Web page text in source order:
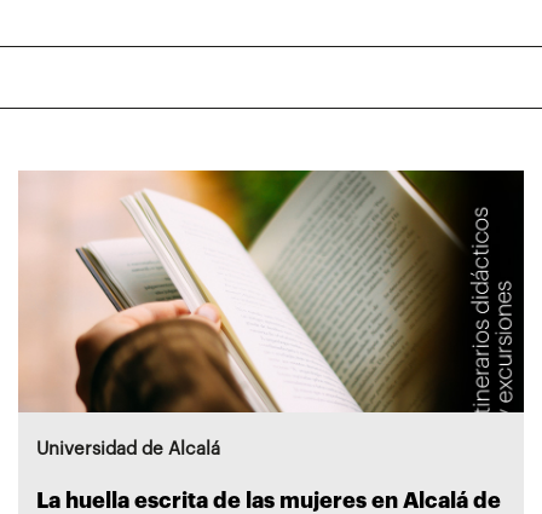
Universidad de Alcalá
La huella escrita de las mujeres en Alcalá de